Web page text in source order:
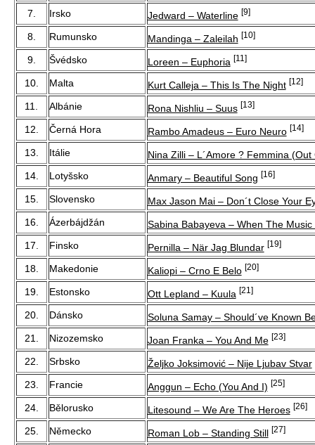
7. Irsko Jedward – Waterline [9]
8. Rumunsko Mandinga – Zaleilah [10]
9. Švédsko Loreen – Euphoria [11]
10. Malta Kurt Calleja – This Is The Night [12]
11. Albánie Rona Nishliu – Suus [13]
12. Černá Hora Rambo Amadeus – Euro Neuro [14]
13. Itálie
Nina Zilli – L´Amore ? Femmina (Out
14.
Lotyšsko Anmary – Beautiful Song [16]
15. Slovensko
Max Jason Mai – Don´t Close Your
16.
Ázerbájdžán
Sabina Babayeva – When The Music
17.
Finsko Pernilla – När Jag Blundar [19]
18. Makedonie Kaliopi – Crno E Belo [20]
19. Estonsko Ott Lepland – Kuula [21]
20. Dánsko
Soluna Samay – Should´ve Known
21.
Nizozemsko Joan Franka – You And Me [23]
22. Srbsko Željko Joksimović – Nije Ljubav Stvar
23. Francie Anggun – Echo (You And I) [25]
24. Bělorusko Litesound – We Are The Heroes [26]
25. Německo Roman Lob – Standing Still [27]